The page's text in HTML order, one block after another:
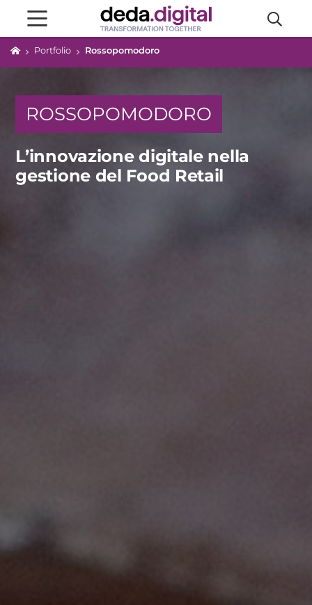
Portfolio Rossopomodoro
ROSSOPOMODORO
L’innovazione digitale nella
gestione del Food Retail